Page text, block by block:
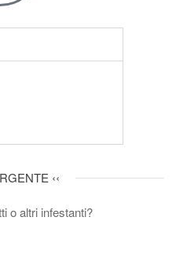
‹‹
o altri infestanti?